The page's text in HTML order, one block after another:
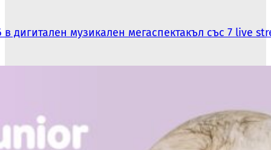
дигитален музикален мегаспектакъл със 7 live